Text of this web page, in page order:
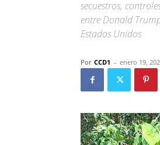
secuestros,
entre Donald
Estados Unidos
Por CCD1 - enero 19,